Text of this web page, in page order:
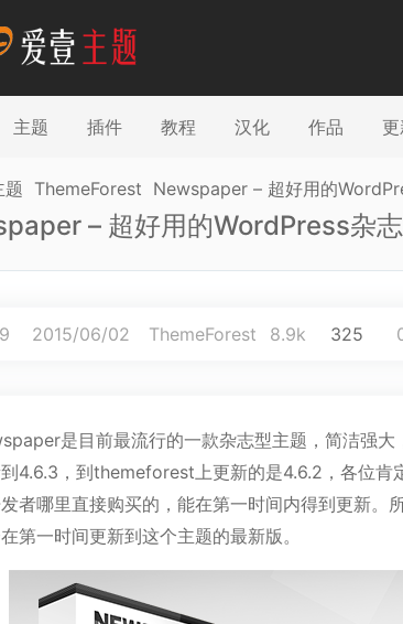
主题 插件 教程 汉化 作品
题 ThemeForest Newspaper – 超好用的
– 超好用的WordPress杂
2015/06/02 ThemeForest 8.9k 325
是目前最流行的一款杂志型主题，简洁强
4.6.3，到themeforest上更新的是4.6.2，各位肯
者哪里直接购买的，能在第一时间内得到更新。
第一时间更新到这个主题的最新版。